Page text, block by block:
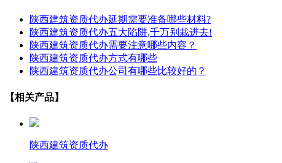
陕西建筑资质代办延期需要准备哪些材料?
陕西建筑资质代办五大陷阱,千万别栽进去!
陕西建筑资质代办需要注意哪些内容？
陕西建筑资质代办方式有哪些
陕西建筑资质代办公司有哪些比较好的？
【相关产品】
陕西建筑资质代办